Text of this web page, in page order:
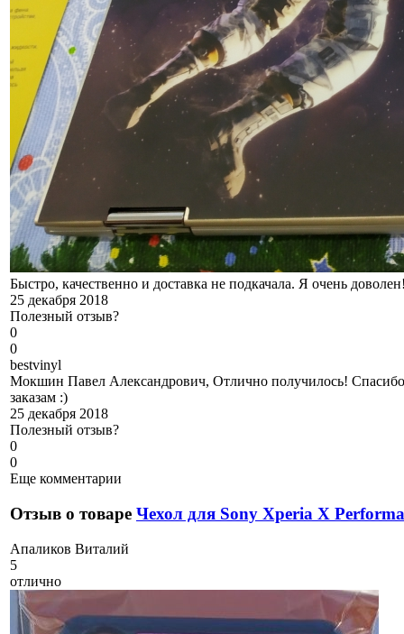
Быстро, качественно и доставка не подкачала. Я очень
25 декабря 2018
Полезный отзыв?
0
0
bestvinyl
Мокшин Павел Александрович, Отлично получилось!
заказам :)
25 декабря 2018
Полезный отзыв?
0
0
Еще комментарии
Отзыв о товаре Чехол для Sony Xperia X
Апаликов Виталий
5
отлично